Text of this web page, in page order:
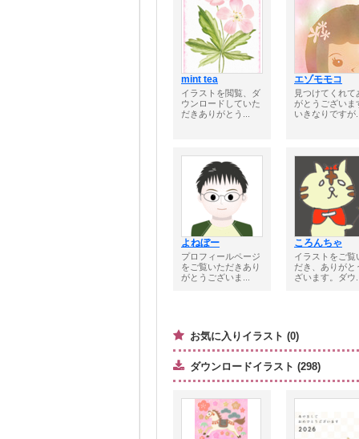
mint tea
イラストを閲覧、ダ
ウンロードしていた
だきありがとう...
エゾモモコ
見つけてくれて
がとうございま
いきなりですが
よねぼー
プロフィールページ
をご覧いただきあり
がとうございま...
ころんちゃ
イラストをご覧
だき、ありがと
ざいます。ダウ
お気に入りイラスト (0)
ダウンロードイラスト (298)